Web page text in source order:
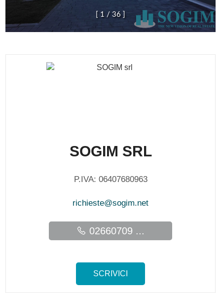
1 / 36
SOGIM SRL
P.IVA: 06407680963
richieste@sogim.net
02660709 ...
SCRIVICI